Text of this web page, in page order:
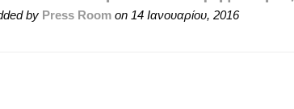
by Press Roomon 14 Ιανουαρίου, 2016